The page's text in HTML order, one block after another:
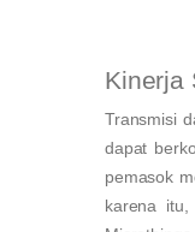
Kinerja
Transmisi
dapat
pemasok
karena